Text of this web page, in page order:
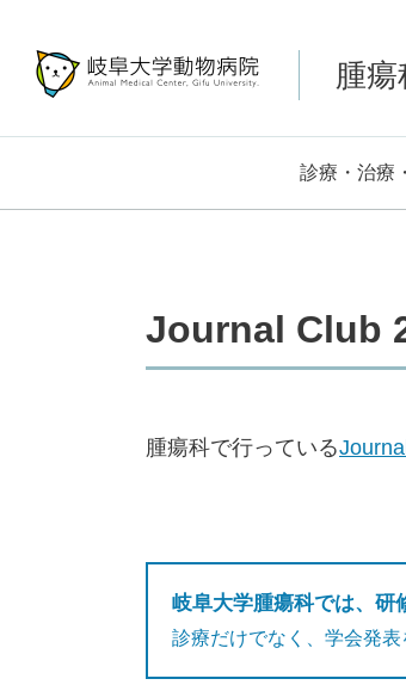
腫瘍
診療・治療
Journal Club
腫瘍科で行っている
岐阜大学腫瘍科では、研
診療だけでなく、学会発